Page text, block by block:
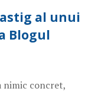
al unui
Blogul
nimic concret,